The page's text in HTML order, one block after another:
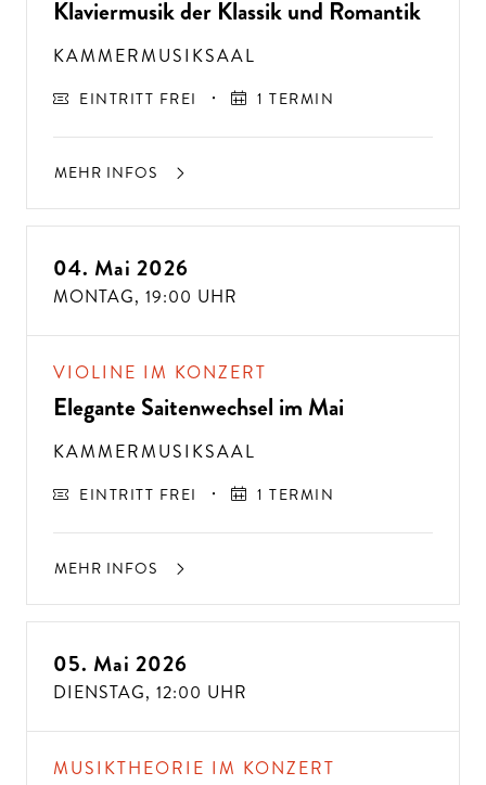
Klaviermusik der Klassik und Romantik
KAMMERMUSIKSAAL
EINTRITT FREI 1 TERMIN
MEHR INFOS
04. Mai 2026
MONTAG, 19:00 UHR
VIOLINE IM KONZERT
Elegante Saitenwechsel im Mai
KAMMERMUSIKSAAL
EINTRITT FREI 1 TERMIN
MEHR INFOS
05. Mai 2026
DIENSTAG, 12:00 UHR
MUSIKTHEORIE IM KONZERT